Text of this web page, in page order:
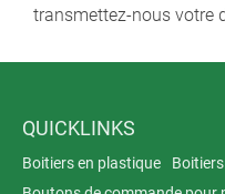
transmettez-nous votre
QUICKLINKS
Boitiers en plastique